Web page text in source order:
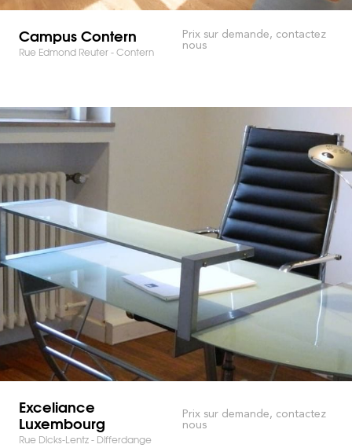
Campus Contern
Rue Edmond Reuter - Contern
Prix sur demande, contactez
nous
Exceliance
Luxembourg
Rue Dicks-Lentz - Differdange
Prix sur demande, contactez
nous